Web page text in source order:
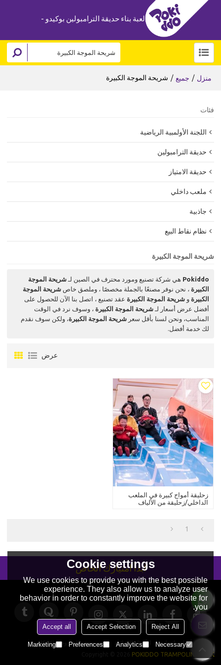
لعبة بناء حديقة الترامبولين بوكيدو -
منزل / جميع / شريحة الموجة الكبيرة
فئات
اللجنة الأولمبية الرياضية
حديقة الترامبولين
حديقة الامتياز
ملعب داخلي
جاذبية
نظام نقاط البيع
شريحة الموجة الكبيرة
Pokiddo هي شركة تصنيع ومورد محترف في الصين لـشريحة الموجة
الكبيرة ، نحن نوفر مصنعًا بالجملة مخصصًا ، وملصق خاصشريحة الموجة
الكبيرة وشريحة الموجة الكبيرة عقد تصنيع ، اتصل بنا الآن للحصول على
أفضل عرض أسعار لـشريحة الموجة الكبيرة ، وسوف نرد في الوقت
المناسب، ونحن لسنا بأقل سعرشريحة الموجة الكبيرة، ولكن سوف نقدم
لك خدمة أفضل.
عرض
زحليقة أمواج كبيرة في الملعب
الداخلي/زحليقة من الألياف
1
ابدأ امتيازك الخاص
أخبار اتصل بنا الأسئلة الشائعة الخصوصية
الشروط والاحكام
POKIDDO TRAMPOLINE PARK
Cookie settings
We use cookies to provide you with the best possible
experience. They also allow us to analyze user
behavior in order to constantly improve the website for
you.
Reject All
Accept Selection
Accept all
Necessary
Analytics
Preferences
Marketing